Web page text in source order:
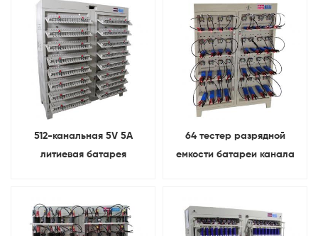
аккумуляторов
литиевой батареи
512-канальная 5V 5A
литиевая батарея
64 тестер разрядной
емкости батареи канала